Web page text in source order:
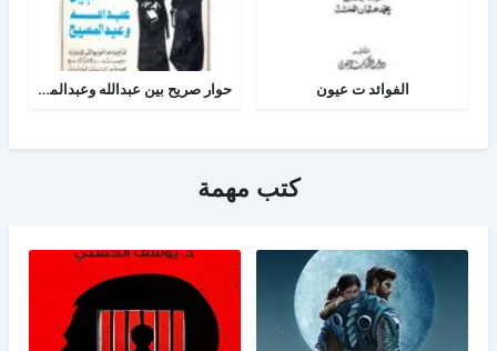
الفوائد ت عيون حوار صريح بين عبدالله وعبدالمسيح
كتب مهمة